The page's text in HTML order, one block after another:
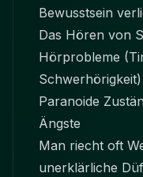
Bewusstsein
Das Hören von
Hörprobleme
Schwerhörigkeit)
Paranoide
Ängste
Man riecht oft
unerklärliche